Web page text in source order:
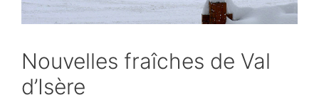
Nouvelles fraîches de Val
d’Isère